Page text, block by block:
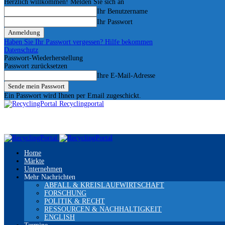
Herzlich willkommen! Melden Sie sich an
Ihr Benutzername
Ihr Passwort
Haben Sie Ihr Passwort vergessen? Hilfe bekommen
Datenschutz
Passwort-Wiederherstellung
Passwort zurücksetzen
Ihre E-Mail-Adresse
Ein Passwort wird Ihnen per Email zugeschickt.
Recyclingportal
Home
Märkte
Unternehmen
Mehr Nachrichten
ABFALL & KREISLAUFWIRTSCHAFT
FORSCHUNG
POLITIK & RECHT
RESSOURCEN & NACHHALTIGKEIT
ENGLISH